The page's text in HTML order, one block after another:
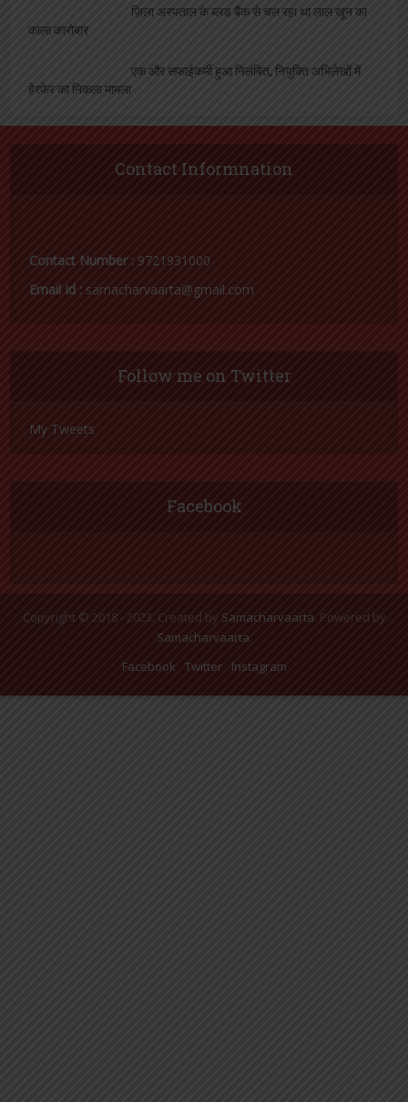
ज़िला अस्पताल के ब्लड बैंक से चल रहा था लाल खून का
काला कारोबार
एक और सफाईकर्मी हुआ निलंबित, नियुक्ति अभिलेखों में
हेरफेर का निकला मामला
Contact Informnation
Contact Number : 9721931000
Email Id : samacharvaarta@gmail.com
Follow me on Twitter
My Tweets
Facebook
Copyright © 2018 - 2023. Created by Samacharvaarta . Powered by
Samacharvaarta
Facebook
Twitter Instagram